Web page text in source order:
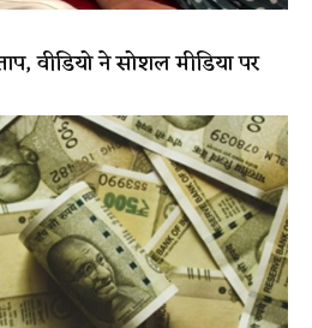
वीडियो ने सोशल मीडिया पर